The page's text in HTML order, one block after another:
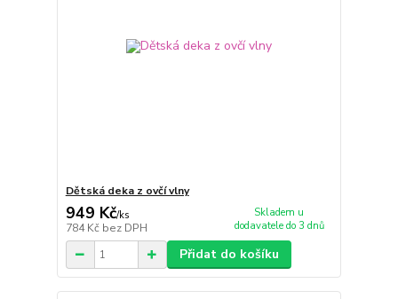
Dětská deka z ovčí vlny
949 Kč/ks
784 Kč bez DPH
Skladem u
dodavatele do 3 dnů
Přidat do košíku